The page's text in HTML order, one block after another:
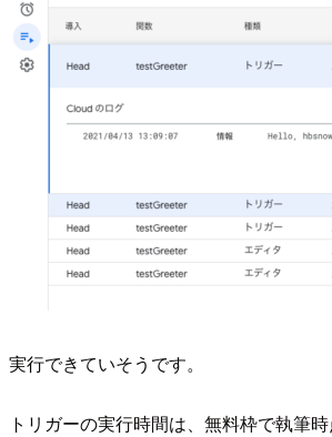
実行できていそうです。
トリガーの実行時間は、無料枠で執筆